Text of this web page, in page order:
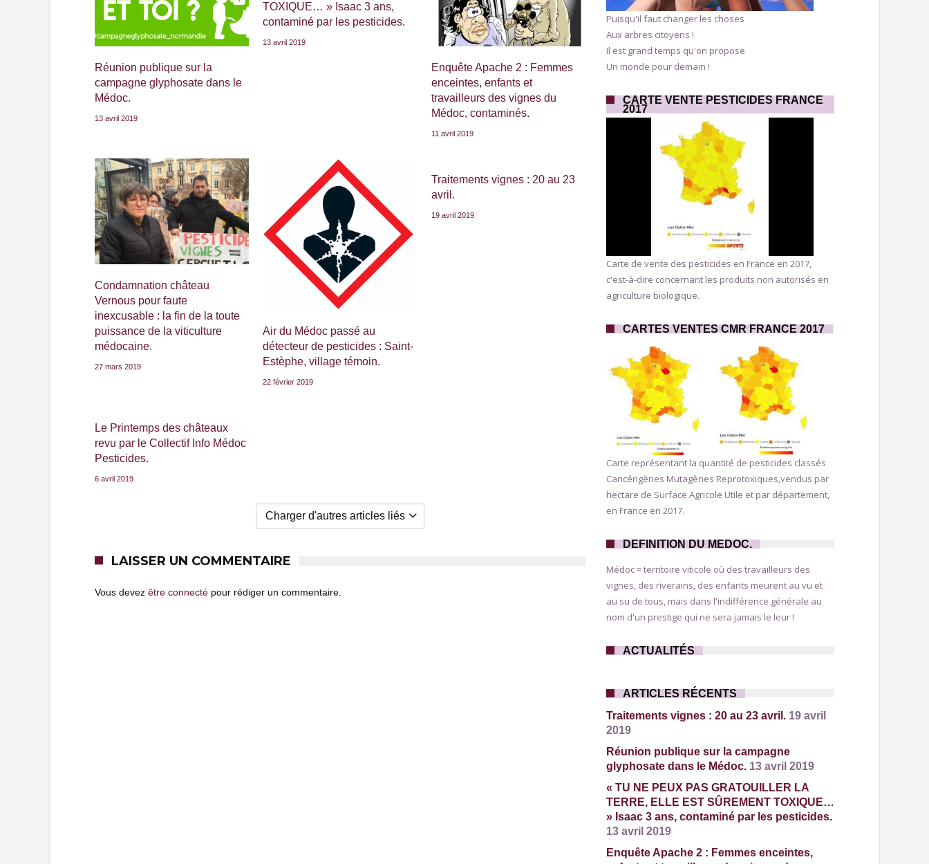
Réunion publique sur la
campagne glyphosate dans le
Médoc.
13 avril 2019
TOXIQUE… » Isaac 3 ans,
contaminé par les pesticides.
13 avril 2019
Enquête Apache 2 : Femmes
enceintes, enfants et
travailleurs des vignes du
Médoc, contaminés.
11 avril 2019
Condamnation château
Vernous pour faute
inexcusable : la fin de la toute
puissance de la viticulture
médocaine.
27 mars 2019
Air du Médoc passé au
détecteur de pesticides : Saint-
Estèphe, village témoin.
22 février 2019
Traitements vignes : 20 au 23
avril.
19 avril 2019
Le Printemps des châteaux
revu par le Collectif Info Médoc
Pesticides.
6 avril 2019
Charger d'autres articles liés
LAISSER UN COMMENTAIRE
Vous devez être connecté pour rédiger un commentaire.
Puisqu'il faut changer les choses
Aux arbres citoyens !
Il est grand temps qu'on propose
Un monde pour demain !
CARTE VENTE PESTICIDES FRANCE
2017
Carte de vente des pesticides en France en 2017,
c'est-à-dire concernant les produits non autorisés en
agriculture biologique.
CARTES VENTES CMR FRANCE 2017
Carte représentant la quantité de pesticides classés
Cancérigènes Mutagènes Reprotoxiques,vendus par
hectare de Surface Agricole Utile et par département,
en France en 2017.
DEFINITION DU MEDOC.
Médoc = territoire viticole où des travailleurs des
vignes, des riverains, des enfants meurent au vu et
au su de tous, mais dans l'indifférence générale au
nom d'un prestige qui ne sera jamais le leur !
ACTUALITÉS
ARTICLES RÉCENTS
Traitements vignes : 20 au 23 avril. 19 avril
2019
Réunion publique sur la campagne
glyphosate dans le Médoc. 13 avril 2019
« TU NE PEUX PAS GRATOUILLER LA
TERRE, ELLE EST SÛREMENT TOXIQUE…
» Isaac 3 ans, contaminé par les pesticides.
13 avril 2019
Enquête Apache 2 : Femmes enceintes,